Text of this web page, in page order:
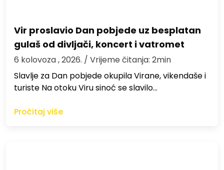
Vir proslavio Dan pobjede uz besplatan
gulaš od divljači, koncert i vatromet
6 kolovoza , 2026. / Vrijeme čitanja: 2min
Slavlje za Dan pobjede okupila Virane, vikendaše i
turiste Na otoku Viru sinoć se slavilo…
Pročitaj više